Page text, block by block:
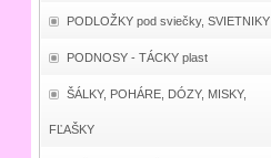
PODLOŽKY pod sviečky, SVIETNIKY
PODNOSY - TÁCKY plast
ŠÁLKY, POHÁRE, DÓZY, MISKY,
FĽAŠKY